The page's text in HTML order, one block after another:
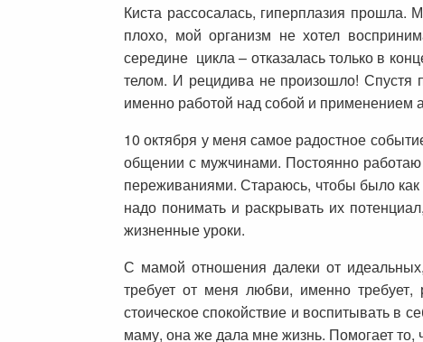
Киста рассосалась, гиперплазия
плохо, мой организм не хотел
середине цикла – отказалась только в
телом. И рецидива не произошло!
именно работой над собой и применением
10 октября у меня самое радостное
общении с мужчинами. Постоянно
переживаниями. Стараюсь, чтобы было
надо понимать и раскрывать их
жизненные уроки.
С мамой отношения далеки от
требует от меня любви, именно
стоическое спокойствие и воспитывать в
маму, она же дала мне жизнь. Помогает то,